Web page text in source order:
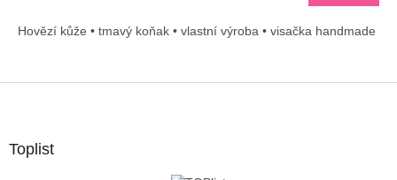
Hovězí kůže • tmavý koňak • vlastní výroba • visačka handmade
Toplist